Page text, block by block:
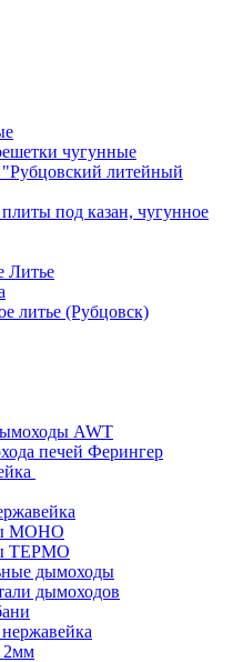
чугунные
"Рубцовский литейный
под казан, чугунное
Литье
литье (Рубцовск)
AWT
печей Ферингер
МОНО
ТЕРМО
дымоходы
дымоходов
2мм